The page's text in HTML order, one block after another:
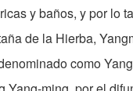
y baños, y por lo
de la Hierba,
como